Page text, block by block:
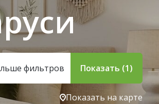
фильтров Показать (1)
Показать на карте